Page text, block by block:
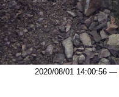
2020/08/01 14:00:56 —